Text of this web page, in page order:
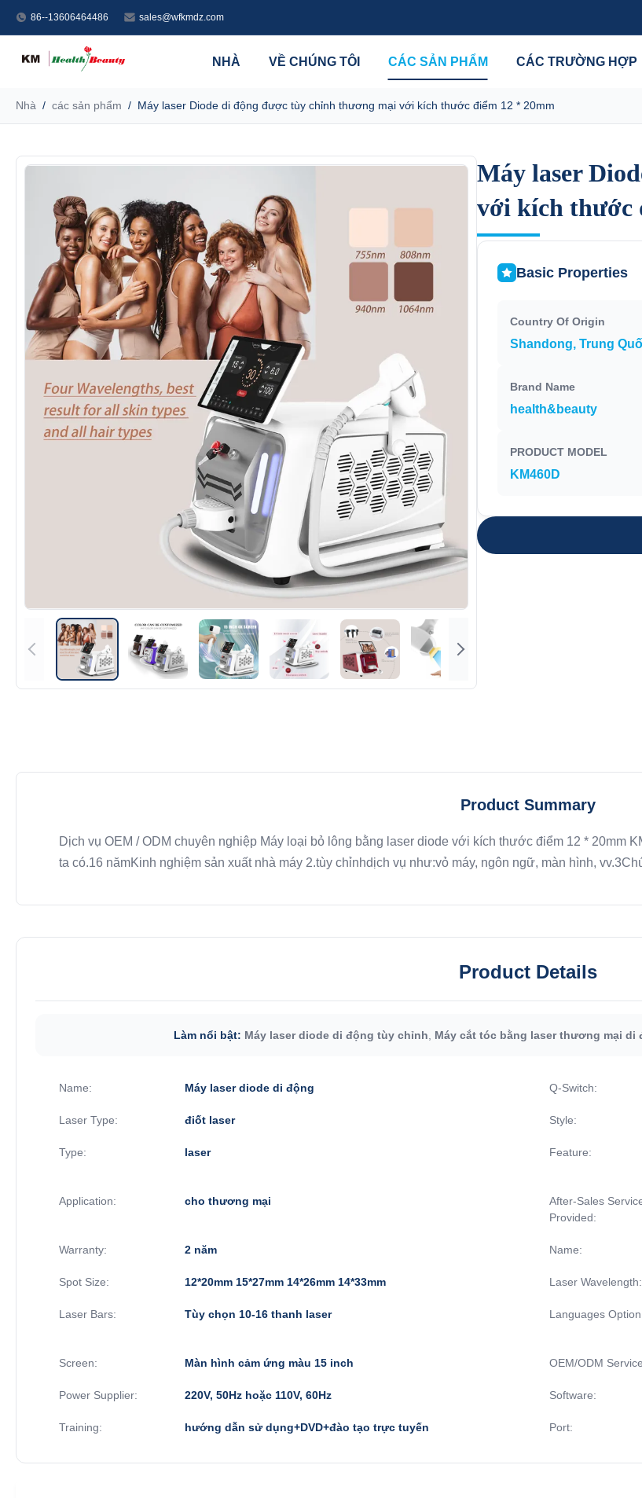
86--13606464486 sales@wfkmdz.com
NHÀ VỀ CHÚNG TÔI CÁC SẢN PHẨM CÁC TRƯỜNG HỢP
Nhà / các sản phẩm / Máy laser Diode di động được tùy chỉnh thương mại với kích thước điểm 12 * 20mm
Máy laser
với kích thước
Máy laser
với kích thước
Basic Properties
Country Of Origin
Shandong, Trung
Brand Name
health&beauty
PRODUCT MODEL
KM460D
Product Summary
Dịch vụ OEM / ODM chuyên nghiệp Máy loại bỏ lông bằng laser diode với kích thước điểm 12 * 20mm
ta có.16 nămKinh nghiệm sản xuất nhà máy 2.tùy chỉnhdịch vụ như:vỏ máy, ngôn ngữ, màn hình,
Product Details
Làm nổi bật: Máy laser diode di động tùy chỉnh Máy cắt tóc bằng laser thương mại di
Name: Máy laser diode di động Q-Switch:
Laser Type: điốt laser Style:
Type: laser Feature:
Application: cho thương mại
After-Sales
Provided:
Warranty: 2 năm Name:
Spot Size: 12*20mm 15*27mm 14*26mm 14*33mm Laser Wavelength:
Laser Bars: Tùy chọn 10-16 thanh laser Languages
Screen: Màn hình cảm ứng màu 15 inch OEM/ODM
Power Supplier: 220V, 50Hz hoặc 110V, 60Hz Software:
Training: hướng dẫn sử dụng+DVD+đào tạo trực tuyến Port: